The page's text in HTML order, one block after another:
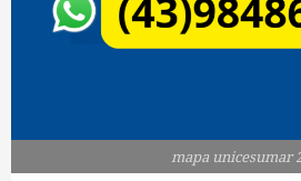
mapa unicesumar